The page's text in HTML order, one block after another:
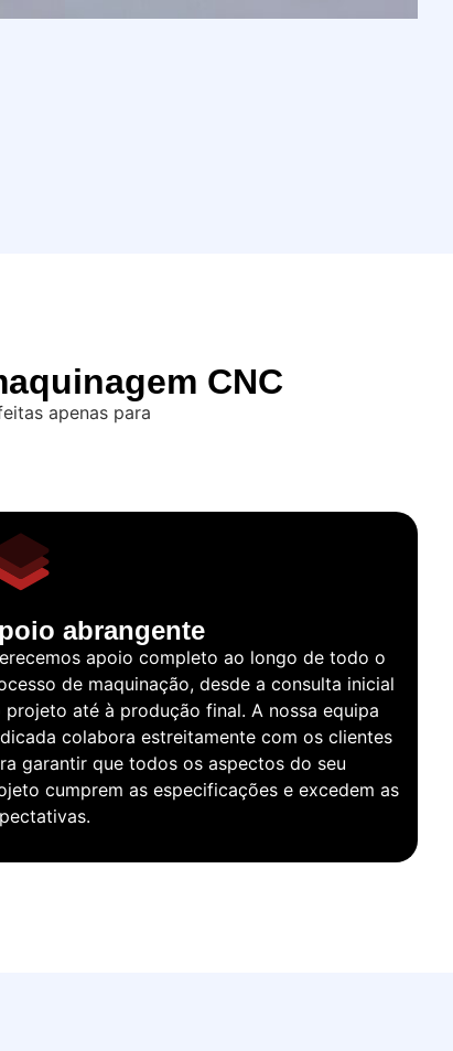
CNC
apenas para
abrangente
apoio completo ao longo de todo o
de maquinação, desde a consulta inicial
projeto até à produção final. A nossa equipa
colabora estreitamente com os clientes
garantir que todos os aspectos do seu
cumprem as especificações e excedem as